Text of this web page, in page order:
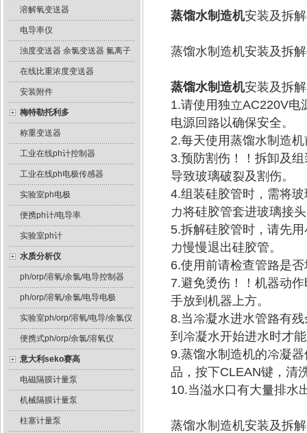
溶解氧变送器
电导率仪
浊度变送器 余氯变送器 氟离子
在线比重浓度变送器
安装附件
梅特勒托利多
称重变送器
工业在线ph计控制器
工业在线ph电极传感器
实验室ph电极
便携ph计/电导率
实验室ph计
水质分析仪
ph/orp/溶氧/余氯/电导控制器
ph/orp/溶氧/余氯/电导电极
实验室ph/orp/溶氧/电导/余氯仪
便携式ph/orp/余氯/溶氧仪
意大利seko赛高
电磁隔膜计量泵
机械隔膜计量泵
柱塞计量泵
蒸馏水制造机安装及拆
蒸馏水制造机安装及拆
蒸馏水制造机安装及拆
1.请使用独立AC220V电
电源回路以确保安全。
2.每天使用蒸馏水制造
3.预防割伤！！拆卸及
导致玻璃破裂及割伤。
4.组装硅胶管时，需将
力将硅胶管套进玻璃接
5.拆解硅胶管时，请先
力慢慢退出硅胶管。
6.使用前请检查管路是
7.避免烫伤！！机器动
手放到机器上方。
8.当冷凝水进水管路有
到冷凝水开始进水时才
9.蒸馏水制造机的冷凝
品，按下CLEAN键，清
10.当溢水口有大量排水
蒸馏水制造机安装及拆